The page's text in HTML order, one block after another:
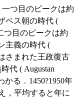
つ目のピークは約
ベス朝の時代 (
つ目のピークは約
主義の時代 (
さまれた王政復古
代 ( Augustan
かる．1450?1950年
，平均すると年に